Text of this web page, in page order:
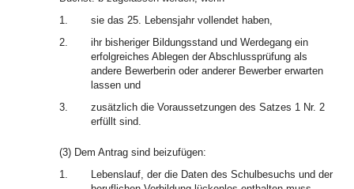
1.
sie das 25. Lebensjahr vollendet haben,
2.
ihr bisheriger Bildungsstand und Werdegang ein
erfolgreiches Ablegen der Abschlussprüfung als
andere Bewerberin oder anderer Bewerber erwarten
lassen und
3.
zusätzlich die Voraussetzungen des Satzes 1 Nr. 2
erfüllt sind.
(3) Dem Antrag sind beizufügen:
1.
Lebenslauf, der die Daten des Schulbesuchs und der